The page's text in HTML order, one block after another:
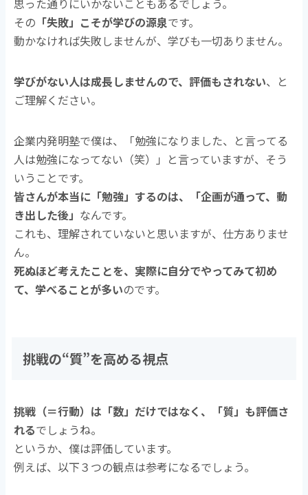
思った通りにいかないこともあるでしょう。
その 「失敗」こそが学びの源泉です。
動かなければ失敗しませんが、学びも一切ありません。
学びがない人は成長しませんので、評価もされない、と
ご理解ください。
企業内発明塾で僕は、「勉強になりました、と言ってる
人は勉強になってない（笑）」と言っていますが、そう
いうことです。
皆さんが本当に「勉強」するのは、「企画が通って、動
き出した後」 なんです。
これも、理解されていないと思いますが、仕方ありませ
ん。
死ぬほど考えたことを、実際に自分でやってみて初め
て、学べることが多いのです。
挑戦の“質”を高める視点
挑戦（＝行動）は「数」だけではなく、「質」も評価さ
れるでしょうね。
というか、僕は評価しています。
例えば、以下３つの観点は参考になるでしょう。